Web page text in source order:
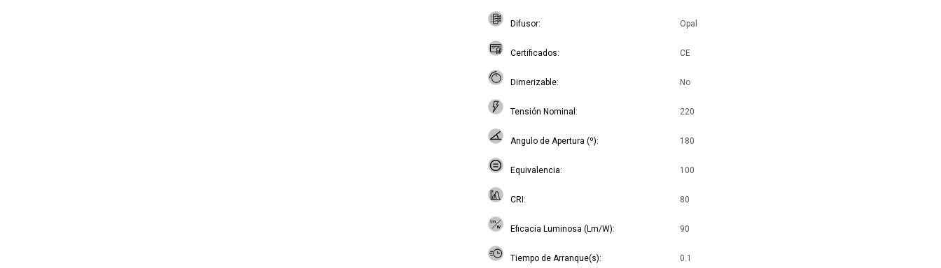
Difusor Opal
Certificados CE
Dimerizable No
Tensión Nominal 220
Angulo de Apertura (º) 180
Equivalencia 100
CRI 80
Eficacia Luminosa (Lm/W) 90
Tiempo de Arranque(s) 0.1